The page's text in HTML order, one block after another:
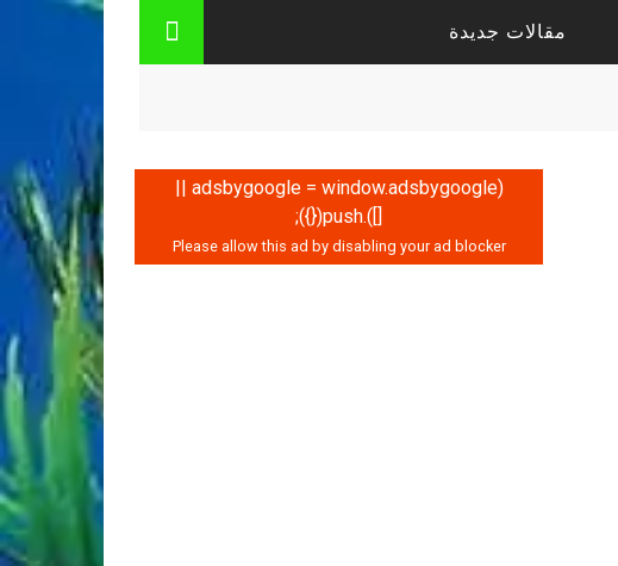
مقالات جديدة
(adsbygoogle = window.adsbygoogle ||
[]).push({});